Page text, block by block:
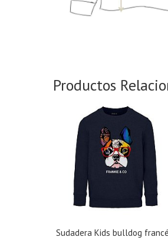
Productos
Sudadera Kids bulldog